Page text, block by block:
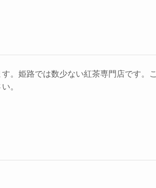
。姫路では数少ない紅茶専門店です。こ
。